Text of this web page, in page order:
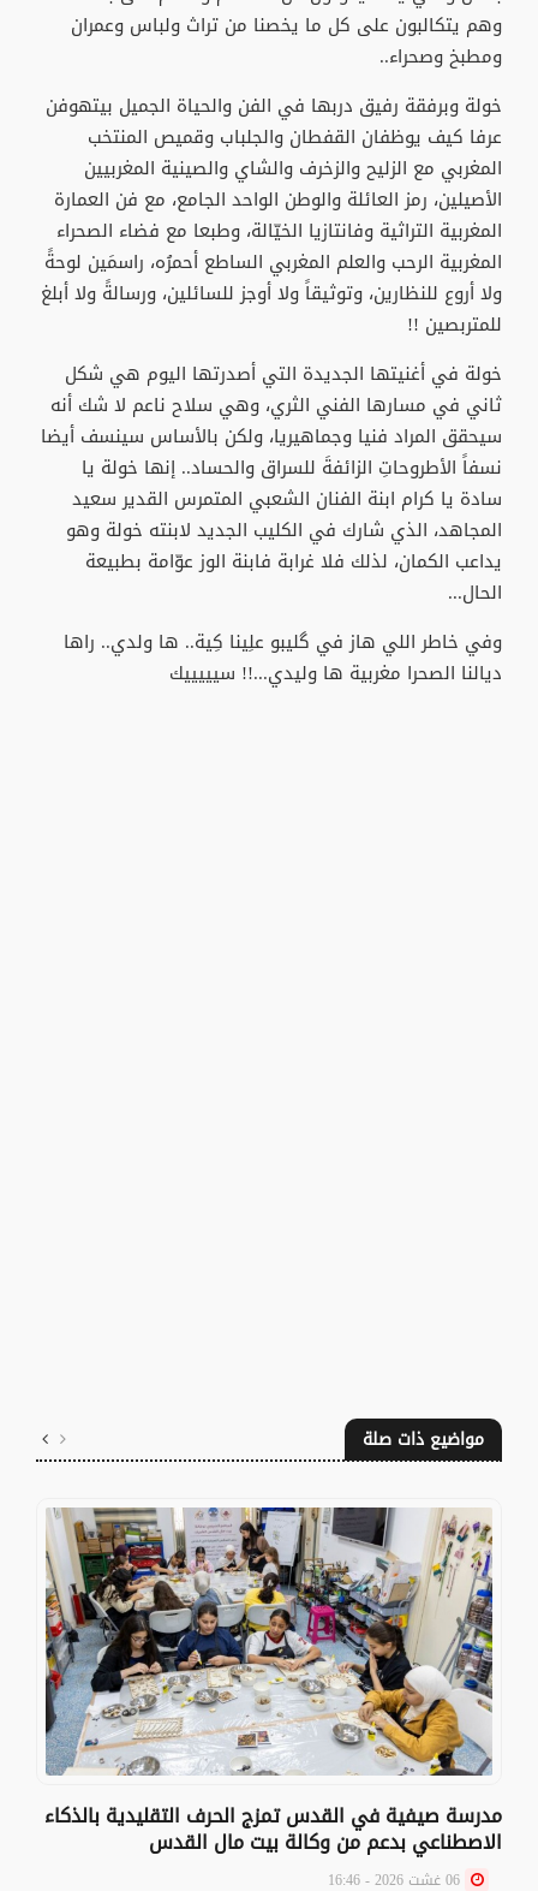
وهم يتكالبون على كل ما يخصنا من تراث ولباس وعمران
ومطبخ وصحراء..
خولة وبرفقة رفيق دربها في الفن والحياة الجميل بيتهوفن
عرفا كيف يوظفان القفطان والجلباب وقميص المنتخب
المغربي مع الزليح والزخرف والشاي والصينية المغربيين
الأصيلين، رمز العائلة والوطن الواحد الجامع، مع فن العمارة
المغربية التراثية وفانتازيا الخيّالة، وطبعا مع فضاء الصحراء
المغربية الرحب والعلم المغربي الساطع أحمرُه، راسمَين لوحةً
ولا أروع للنظارين، وتوثيقاً ولا أوجز للسائلين، ورسالةً ولا أبلغ
للمتربصين !!
خولة في أغنيتها الجديدة التي أصدرتها اليوم هي شكل
ثاني في مسارها الفني الثري، وهي سلاح ناعم لا شك أنه
سيحقق المراد فنيا وجماهيريا، ولكن بالأساس سينسف أيضا
نسفاً الأطروحاتِ الزائفةَ للسراق والحساد.. إنها خولة يا
سادة يا كرام ابنة الفنان الشعبي المتمرس القدير سعيد
المجاهد، الذي شارك في الكليب الجديد لابنته خولة وهو
يداعب الكمان، لذلك فلا غرابة فابنة الوز عوّامة بطبيعة
الحال...
وفي خاطر اللي هاز في گليبو علِينا كِية.. ها ولدي.. راها
ديالنا الصحرا مغربية ها وليدي...!! سيييييك
مواضيع ذات صلة
مدرسة صيفية في القدس تمزج الحرف التقليدية بالذكاء
الاصطناعي بدعم من وكالة بيت مال القدس